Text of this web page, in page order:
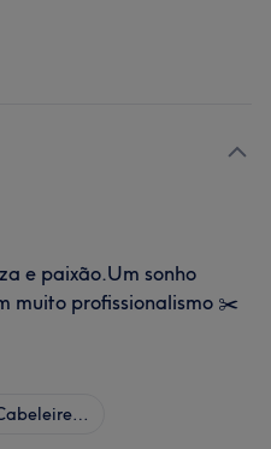
e paixão.Um sonho
muito profissionalismo ✂️
Cabeleireiro e Salão de Cabeleireiro